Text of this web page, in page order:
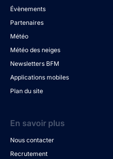
Évènements
Partenaires
Météo
Météo des neiges
Newsletters BFM
Applications mobiles
Plan du site
En savoir plus
Nous contacter
Recrutement